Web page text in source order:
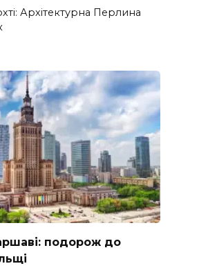
Архітектурна Перлина
подорож до